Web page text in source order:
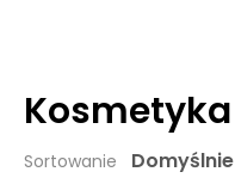
Kosmetyka
Sortowanie Domyślnie